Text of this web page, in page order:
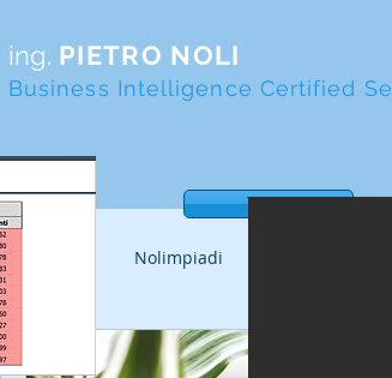
ing. PIETRO NOLI
Business Intelligence Certified
Tutti i post Nolimpiadi
Tasto